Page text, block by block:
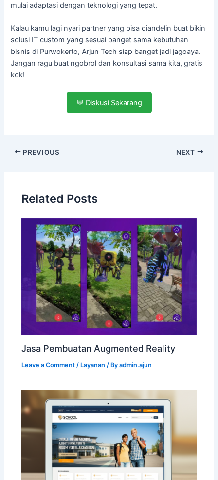
mulai adaptasi dengan teknologi yang tepat.
Kalau kamu lagi nyari partner yang bisa diandelin buat bikin
solusi IT custom yang sesuai banget sama kebutuhan
bisnis di Purwokerto, Arjun Tech siap banget jadi jagoaya.
Jangan ragu buat ngobrol dan konsultasi sama kita, gratis
kok!
💬 Diskusi Sekarang
PREVIOUS NEXT
Related Posts
Jasa Pembuatan Augmented Reality
Leave a Comment / Layanan / Byadmin.ajun